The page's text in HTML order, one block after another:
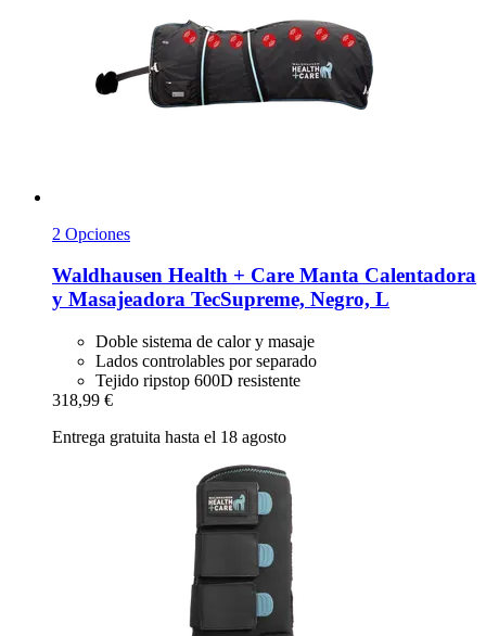
2 Opciones
Waldhausen Health + Care Manta Calentadora
y Masajeadora TecSupreme, Negro, L
Doble sistema de calor y masaje
Lados controlables por separado
Tejido ripstop 600D resistente
318,99 €
Entrega gratuita hasta el 18 agosto